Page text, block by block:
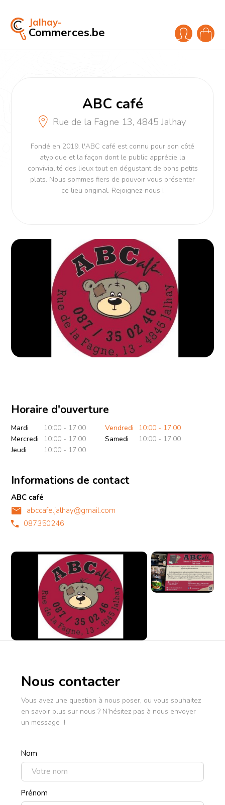
Jalhay-
Commerces.be
ABC café
Rue de la Fagne 13, 4845 Jalhay
Fondé en 2019, l'ABC café est connu pour son côté
atypique et la façon dont le public apprécie la
convivialité des lieux tout en dégustant de bons petits
plats. Nous sommes fiers de pouvoir vous présenter
ce lieu original. Rejoignez-nous !
Horaire d'ouverture
Mardi
10:00 - 17:00
Mercredi
10:00 - 17:00
Jeudi
10:00 - 17:00
Vendredi
10:00 - 17:00
Samedi
10:00 - 17:00
Informations de contact
ABC café
abccafe.jalhay@gmail.com
087350246
Nous contacter
Vous avez une question à nous poser, ou vous souhaitez
en savoir plus sur nous ? N’hésitez pas à nous envoyer
un message !
Nom
Prénom